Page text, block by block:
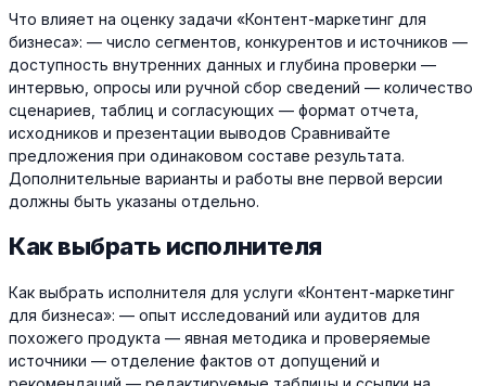
Что влияет на оценку задачи «Контент-маркетинг для
бизнеса»: — число сегментов, конкурентов и источников —
доступность внутренних данных и глубина проверки —
интервью, опросы или ручной сбор сведений — количество
сценариев, таблиц и согласующих — формат отчета,
исходников и презентации выводов Сравнивайте
предложения при одинаковом составе результата.
Дополнительные варианты и работы вне первой версии
должны быть указаны отдельно.
Как выбрать исполнителя
Как выбрать исполнителя для услуги «Контент-маркетинг
для бизнеса»: — опыт исследований или аудитов для
похожего продукта — явная методика и проверяемые
источники — отделение фактов от допущений и